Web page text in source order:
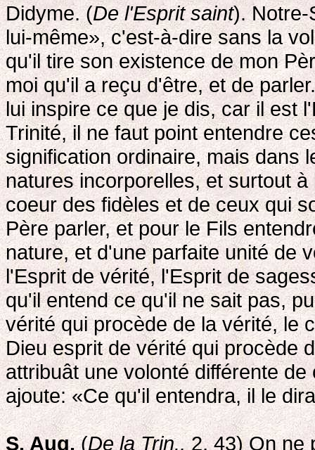
Didyme. (De l'Esprit saint). Notre-
lui-même», c'est-à-dire sans la
qu'il tire son existence de mon
moi qu'il a reçu d'être, et de
lui inspire ce que je dis, car il est
Trinité, il ne faut point entendre
signification ordinaire, mais dans
natures incorporelles, et surtout
coeur des fidèles et de ceux qui
Père parler, et pour le Fils
nature, et d'une parfaite unité de
l'Esprit de vérité, l'Esprit de
qu'il entend ce qu'il ne sait pas,
vérité qui procède de la vérité, le
Dieu esprit de vérité qui procède
attribuât une volonté différente
ajoute: «Ce qu'il entendra, il le
S. Aug.(De la Trin.,2, 43) On ne